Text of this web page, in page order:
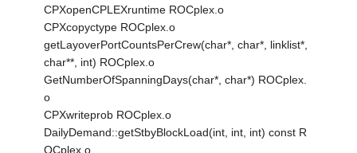
CPXopenCPLEXruntime ROCplex.o
CPXcopyctype ROCplex.o
getLayoverPortCountsPerCrew(char*, char*, linklist*,
char**, int) ROCplex.o
GetNumberOfSpanningDays(char*, char*) ROCplex.
o
CPXwriteprob ROCplex.o
DailyDemand::getStbyBlockLoad(int, int, int) const R
OCplex.o